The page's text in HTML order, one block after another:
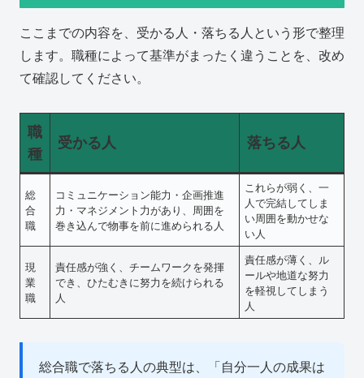
ここまでの内容を、受かる人・落ちる人という形で整理
します。職種によって基準がまったく違うことを、改め
て確認してください。
職
種
受かる人 落ちる人
総
合
職
コミュニケーション能力・企画推進
力・マネジメント力があり、周囲を
巻き込んで物事を前に進められる人
これらが弱く、一
人で完結してしま
い周囲を動かせな
い人
現
業
職
責任感が強く、チームワークを発揮
でき、ひたむきに努力を続けられる
人
責任感が薄く、ル
ールや地道な努力
を軽視してしまう
人
総合職で落ちる人の典型は、「自分一人の成果は